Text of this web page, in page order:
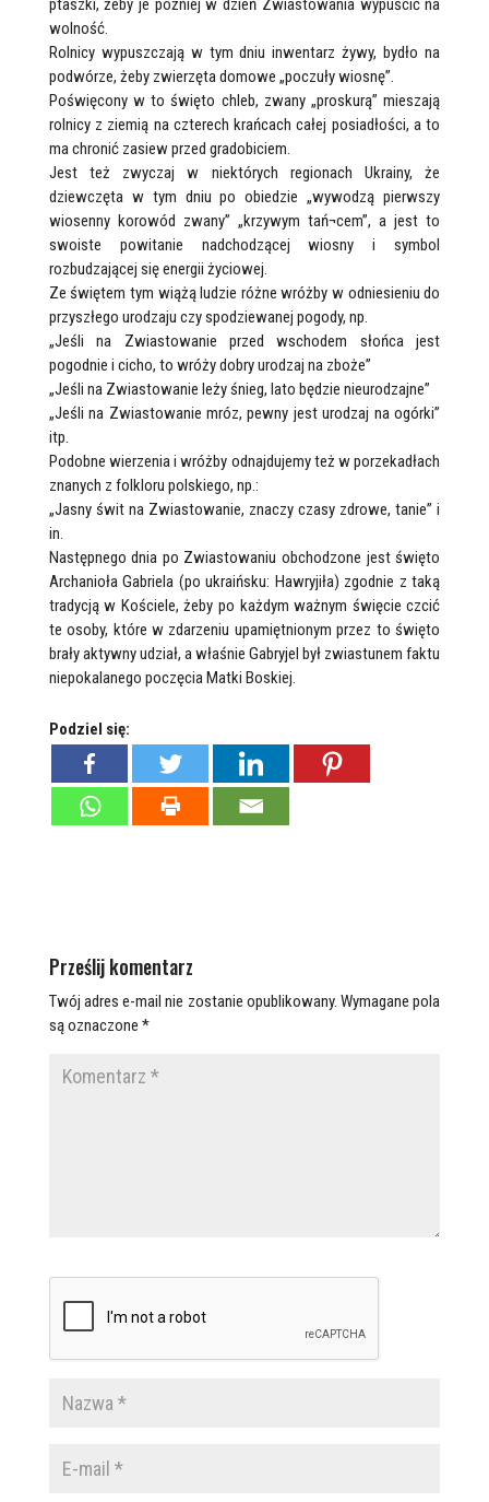
ptaszki, żeby je później w dzień Zwiastowania wypuścić na
wolność.
Rolnicy wypuszczają w tym dniu inwentarz żywy, bydło na
podwórze, żeby zwierzęta domowe „poczuły wiosnę”.
Poświęcony w to święto chleb, zwany „proskurą” mieszają
rolnicy z ziemią na czterech krańcach całej posiadłości, a to
ma chronić zasiew przed gradobiciem.
Jest też zwyczaj w niektórych regionach Ukrainy, że
dziewczęta w tym dniu po obiedzie „wywodzą pierwszy
wiosenny korowód zwany” „krzywym tań¬cem”, a jest to
swoiste powitanie nadchodzącej wiosny i symbol
rozbudzającej się energii życiowej.
Ze świętem tym wiążą ludzie różne wróżby w odniesieniu do
przyszłego urodzaju czy spodziewanej pogody, np.
„Jeśli na Zwiastowanie przed wschodem słońca jest
pogodnie i cicho, to wróży dobry urodzaj na zboże”
„Jeśli na Zwiastowanie leży śnieg, lato będzie nieurodzajne”
„Jeśli na Zwiastowanie mróz, pewny jest urodzaj na ogórki”
itp.
Podobne wierzenia i wróżby odnajdujemy też w porzekadłach
znanych z folkloru polskiego, np.:
„Jasny świt na Zwiastowanie, znaczy czasy zdrowe, tanie” i
in.
Następnego dnia po Zwiastowaniu obchodzone jest święto
Archanioła Gabriela (po ukraińsku: Hawryjiła) zgodnie z taką
tradycją w Kościele, żeby po każdym ważnym święcie czcić
te osoby, które w zdarzeniu upamiętnionym przez to święto
brały aktywny udział, a właśnie Gabryjel był zwiastunem faktu
niepokalanego poczęcia Matki Boskiej.
Podziel się:
Prześlij komentarz
Twój adres e-mail nie zostanie opublikowany. Wymagane pola
są oznaczone *